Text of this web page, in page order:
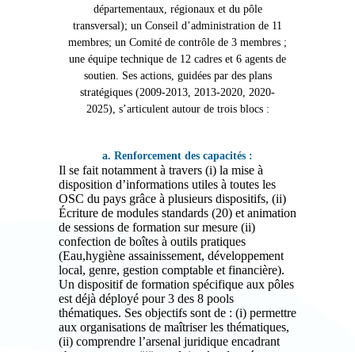
départementaux, régionaux et du pôle
transversal); un Conseil d’administration de 11
membres; un Comité de contrôle de 3 membres ;
une équipe technique de 12 cadres et 6 agents de
soutien. Ses actions, guidées par des plans
stratégiques (2009-2013, 2013-2020, 2020-
2025), s’articulent autour de trois blocs :
a. Renforcement des capacités :
Il se fait notamment à travers (i) la mise à
disposition d’informations utiles à toutes les
OSC du pays grâce à plusieurs dispositifs, (ii)
Écriture de modules standards (20) et animation
de sessions de formation sur mesure (ii)
confection de boîtes à outils pratiques
(Eau,hygiène assainissement, développement
local, genre, gestion comptable et financière).
Un dispositif de formation spécifique aux pôles
est déjà déployé pour 3 des 8 pools
thématiques. Ses objectifs sont de : (i) permettre
aux organisations de maîtriser les thématiques,
(ii) comprendre l’arsenal juridique encadrant